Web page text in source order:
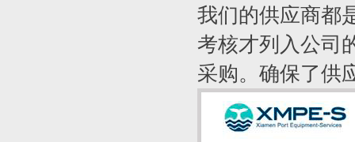
我们的供应商都
考核才列入公司
采购。确保了供